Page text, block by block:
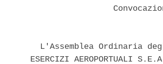
L'Assemblea Ordinaria
ESERCIZI AEROPORTUALI